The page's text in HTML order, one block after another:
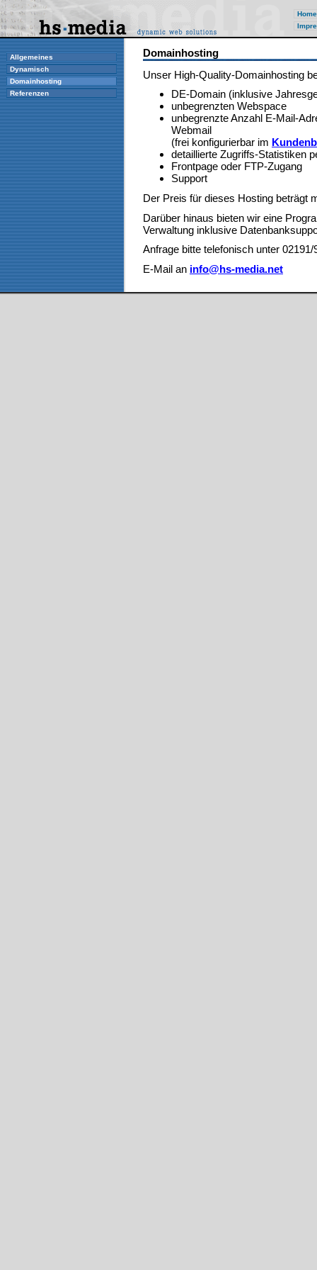
Home
Allgemeines
Dynamisch
Domainhosting
Referenzen
Domainhosting
Unser High-Quality-Domainhosting
DE-Domain (inklusive
unbegrenzten Webspace
unbegrenzte Anzahl E-Mail-
Webmail
(frei konfigurierbar im
detaillierte Zugriffs-Statistiken
Frontpage oder FTP-Zugang
Support
Der Preis für dieses Hosting beträgt
Darüber hinaus bieten wir eine
Verwaltung inklusive
Anfrage bitte telefonisch unter
E-Mail an info@hs-media.net